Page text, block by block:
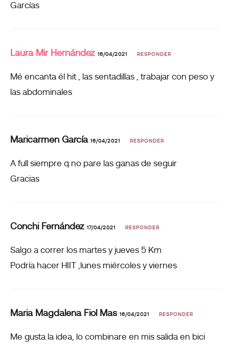
Garcías
Laura Mir Hernández 16/04/2021 RESPONDER
Mé encanta él hit , las sentadillas , trabajar con peso y
las abdominales
Maricarmen García 16/04/2021 RESPONDER
A full siempre q no pare las ganas de seguir
Gracias
Conchi Fernández 17/04/2021 RESPONDER
Salgo a correr los martes y jueves 5 Km
Podría hacer HIIT ,lunes miércoles y viernes
Maria Magdalena Fiol Mas 16/04/2021 RESPONDER
Me gusta la idea, lo combinare en mis salida en bici